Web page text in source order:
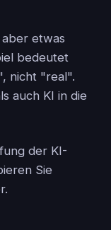
etwas
bedeutet
nicht "real".
auch KI in die
der KI-
Sie